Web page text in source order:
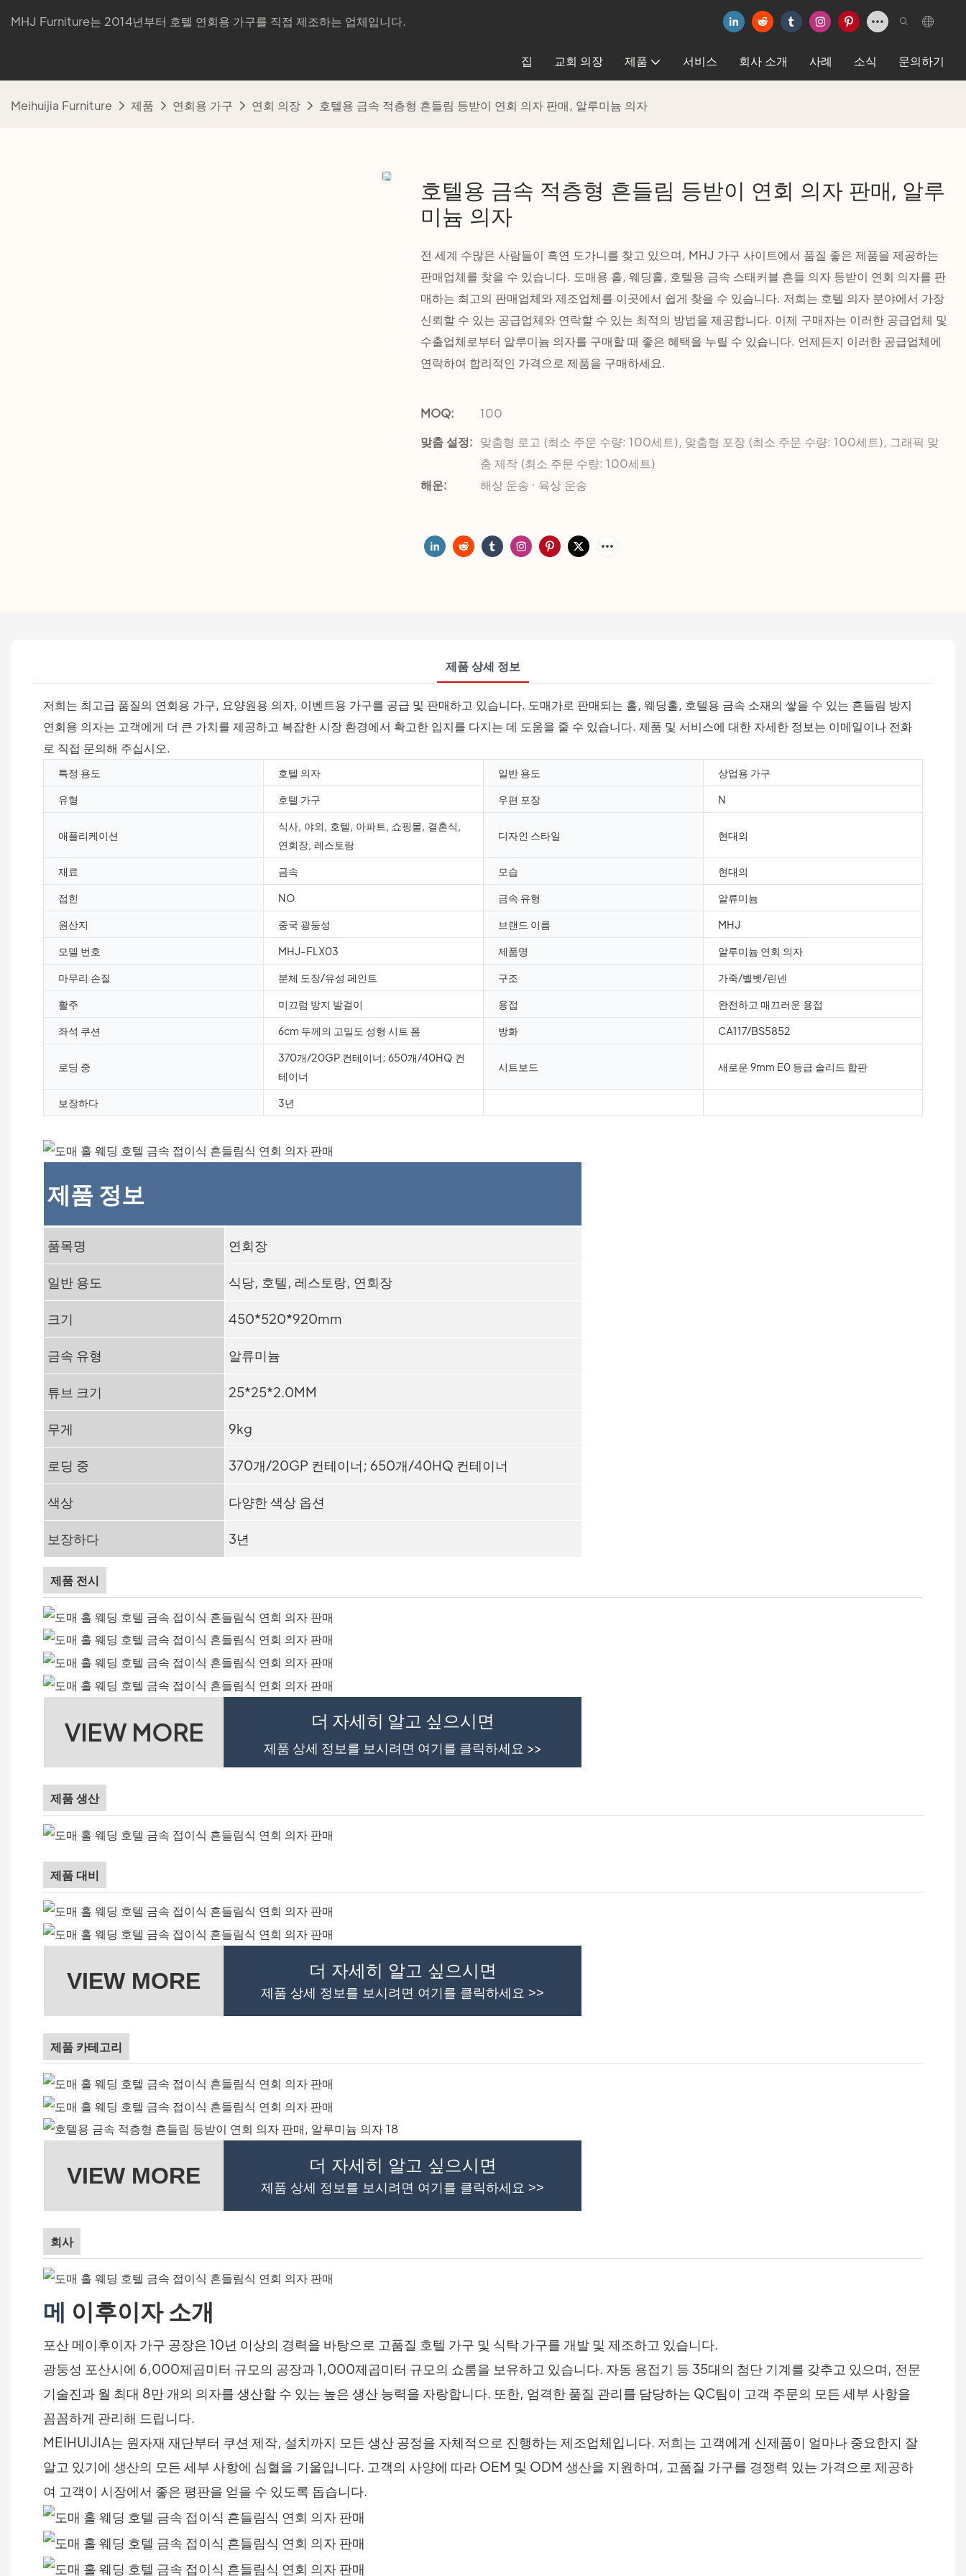
MHJ Furniture는 2014년부터 호텔 연회용 가구를 직접 제조하는 업체입니다.
집 교회 의장 제품 서비스 회사 소개 사례 소식 문의하기
Meihuijia Furniture 제품 연회용 가구 연회 의장 호텔용 금속 적층형 흔들림 등받이 연회 의자 판매, 알루미늄 의자
호텔용 금속 적층형 흔들림 등받이 연회 의자 판매, 알루
미늄 의자
전 세계 수많은 사람들이 흑연 도가니를 찾고 있으며, MHJ 가구 사이트에서 품질 좋은 제품을 제공하는
판매업체를 찾을 수 있습니다. 도매용 홀, 웨딩홀, 호텔용 금속 스태커블 흔들 의자 등받이 연회 의자를 판
매하는 최고의 판매업체와 제조업체를 이곳에서 쉽게 찾을 수 있습니다. 저희는 호텔 의자 분야에서 가장
신뢰할 수 있는 공급업체와 연락할 수 있는 최적의 방법을 제공합니다. 이제 구매자는 이러한 공급업체 및
수출업체로부터 알루미늄 의자를 구매할 때 좋은 혜택을 누릴 수 있습니다. 언제든지 이러한 공급업체에
연락하여 합리적인 가격으로 제품을 구매하세요.
MOQ:
100
맞춤 설정: 맞춤형 로고 (최소 주문 수량: 100세트), 맞춤형 포장 (최소 주문 수량: 100세트), 그래픽 맞
춤 제작 (최소 주문 수량: 100세트)
해운:
해상 운송 · 육상 운송
제품 상세 정보
저희는 최고급 품질의 연회용 가구, 요양원용 의자, 이벤트용 가구를 공급 및 판매하고 있습니다. 도매가로 판매되는 홀, 웨딩홀, 호텔용 금속 소재의 쌓을 수 있는 흔들림 방지
연회용 의자는 고객에게 더 큰 가치를 제공하고 복잡한 시장 환경에서 확고한 입지를 다지는 데 도움을 줄 수 있습니다. 제품 및 서비스에 대한 자세한 정보는 이메일이나 전화
로 직접 문의해 주십시오.
특정 용도 호텔 의자 일반 용도 상업용 가구
유형 호텔 가구 우편 포장 N
애플리케이션
식사, 야외, 호텔, 아파트, 쇼핑몰, 결혼식,
연회장, 레스토랑
디자인 스타일 현대의
재료 금속 모습 현대의
접힌 NO 금속 유형 알류미늄
원산지 중국 광둥성 브랜드 이름 MHJ
모델 번호 MHJ-FLX03 제품명 알루미늄 연회 의자
마무리 손질 분체 도장/유성 페인트 구조 가죽/벨벳/린넨
활주 미끄럼 방지 발걸이 용접 완전하고 매끄러운 용접
좌석 쿠션 6cm 두께의 고밀도 성형 시트 폼 방화 CA117/BS5852
로딩 중
370개/20GP 컨테이너; 650개/40HQ 컨
테이너
시트보드 새로운 9mm E0 등급 솔리드 합판
보장하다 3년
제품 정보
품목명 연회장
일반 용도 식당, 호텔, 레스토랑, 연회장
크기 450*520*920mm
금속 유형 알류미늄
튜브 크기 25*25*2.0MM
무게 9kg
로딩 중 370개/20GP 컨테이너; 650개/40HQ 컨테이너
색상 다양한 색상 옵션
보장하다 3년
제품 전시
VIEW MORE 더 자세히 알고 싶으시면
제품 상세 정보를 보시려면 여기를 클릭하세요 >>
제품 생산
제품 대비
VIEW MORE 더 자세히 알고 싶으시면
제품 상세 정보를 보시려면 여기를 클릭하세요 >>
제품 카테고리
VIEW MORE 더 자세히 알고 싶으시면
제품 상세 정보를 보시려면 여기를 클릭하세요 >>
회사
메 이후이자 소개
포산 메이후이자 가구 공장은 10년 이상의 경력을 바탕으로 고품질 호텔 가구 및 식탁 가구를 개발 및 제조하고 있습니다.
광둥성 포산시에 6,000제곱미터 규모의 공장과 1,000제곱미터 규모의 쇼룸을 보유하고 있습니다. 자동 용접기 등 35대의 첨단 기계를 갖추고 있으며, 전문
기술진과 월 최대 8만 개의 의자를 생산할 수 있는 높은 생산 능력을 자랑합니다. 또한, 엄격한 품질 관리를 담당하는 QC팀이 고객 주문의 모든 세부 사항을
꼼꼼하게 관리해 드립니다.
MEIHUIJIA는 원자재 재단부터 쿠션 제작, 설치까지 모든 생산 공정을 자체적으로 진행하는 제조업체입니다. 저희는 고객에게 신제품이 얼마나 중요한지 잘
알고 있기에 생산의 모든 세부 사항에 심혈을 기울입니다. 고객의 사양에 따라 OEM 및 ODM 생산을 지원하며, 고품질 가구를 경쟁력 있는 가격으로 제공하
여 고객이 시장에서 좋은 평판을 얻을 수 있도록 돕습니다.